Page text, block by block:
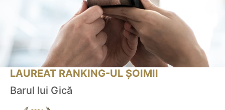
LAUREAT RANKING-UL ȘOIMII
Barul lui Gică